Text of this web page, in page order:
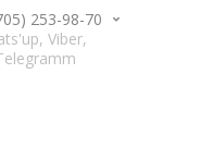
253-98-70
Viber,